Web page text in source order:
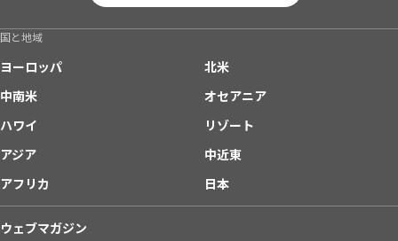
国と地域
ヨーロッパ
北米
中南米
オセアニア
ハワイ
リゾート
アジア
中近東
アフリカ
日本
ウェブマガジン